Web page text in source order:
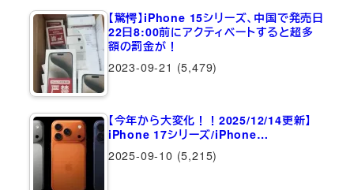
【驚愕】iPhone 15シリーズ、中国で発売日
22日8:00前にアクティベートすると超多
額の罰金が！
2023-09-21 (5,479)
【今年から大変化！！2025/12/14更新】
iPhone 17シリーズ/iPhone…
2025-09-10 (5,215)